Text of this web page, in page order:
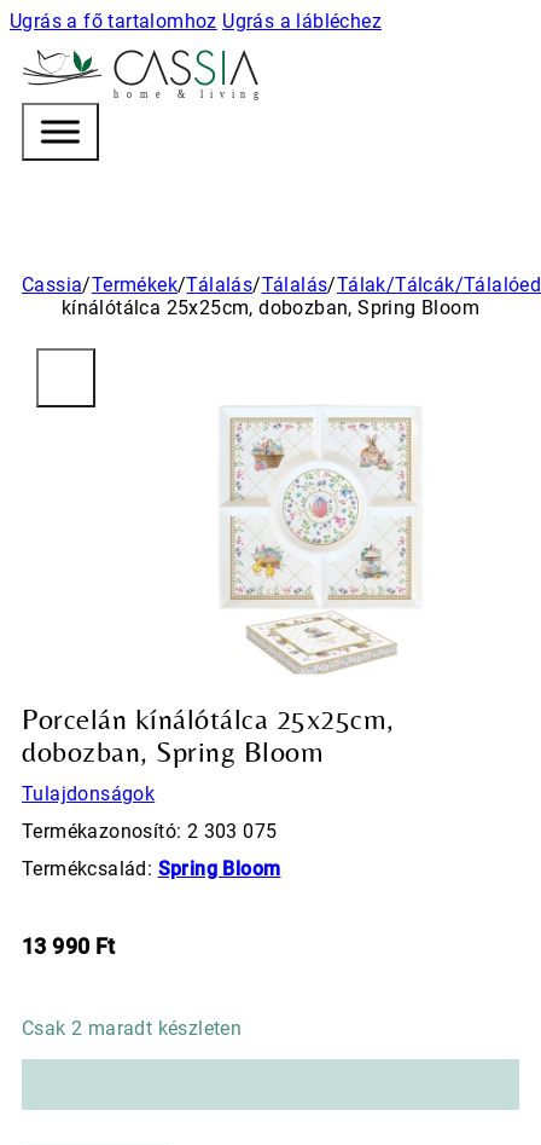
Ugrás a fő tartalomhoz Ugrás a lábléchez
h o m e & l i v i n g
Cassia/Termékek/Tálalás/Tálalás/Tálak/Tálcák/
kínálótálca 25x25cm, dobozban, Spring Bloom
Porcelán kínálótálca 25x25cm,
dobozban, Spring Bloom
Tulajdonságok
Termékazonosító: 2 303 075
Termékcsalád: Spring Bloom
13 990 Ft
Csak 2 maradt készleten